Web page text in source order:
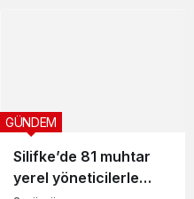
Silifke’de 81 muhtar
yerel yöneticilerle
GÜNDEM